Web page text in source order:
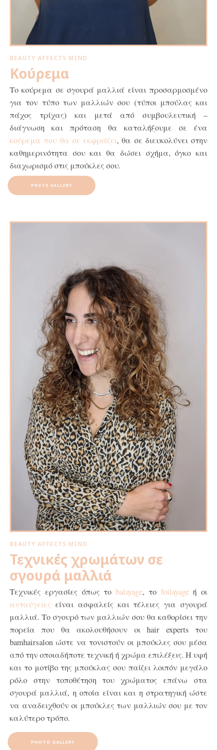
BEAUTY AFFECTS MIND
Κούρεμα
Το κούρεμα σε σγουρά μαλλιά είναι προσαρμοσμένο
για τον τύπο των μαλλιών σου (τύποι μπούλας και
πάχος τρίχας) και μετά από συμβουλευτική –
διάγνωση και πρόταση θα καταλήξουμε σε ένα
κούρεμα που θα σε εκφράζει, θα σε διευκολύνει στην
καθημερινότητα σου και θα δώσει σχήμα, όγκο και
διαχωρισμό στις μπούκλες σου.
PHOTO GALLERY
BEAUTY AFFECTS MIND
Τεχνικές χρωμάτων σε
σγουρά μαλλιά
Τεχνικές εργασίες όπως το balayage, το foilayageή οι
ανταύγειες είναι ασφαλείς και τέλειες για σγουρά
μαλλιά. Το σγουρό των μαλλιών σου θα καθορίσει την
πορεία που θα ακολουθήσουν οι hair experts του
bamhairsalon ώστε να τονιστούν οι μπούκλες σου μέσα
από την οποιαδήποτε τεχνική ή χρώμα επιλέξεις. Η υφή
και το μοτίβο της μπούκλας σου παίζει λοιπόν μεγάλο
ρόλο στην τοποθέτηση του χρώματος επάνω στα
σγουρά μαλλιά, η οποία είναι και η στρατηγική ώστε
να αναδειχθούν οι μπούκλες των μαλλιών σου με τον
καλύτερο τρόπο.
PHOTO GALLERY